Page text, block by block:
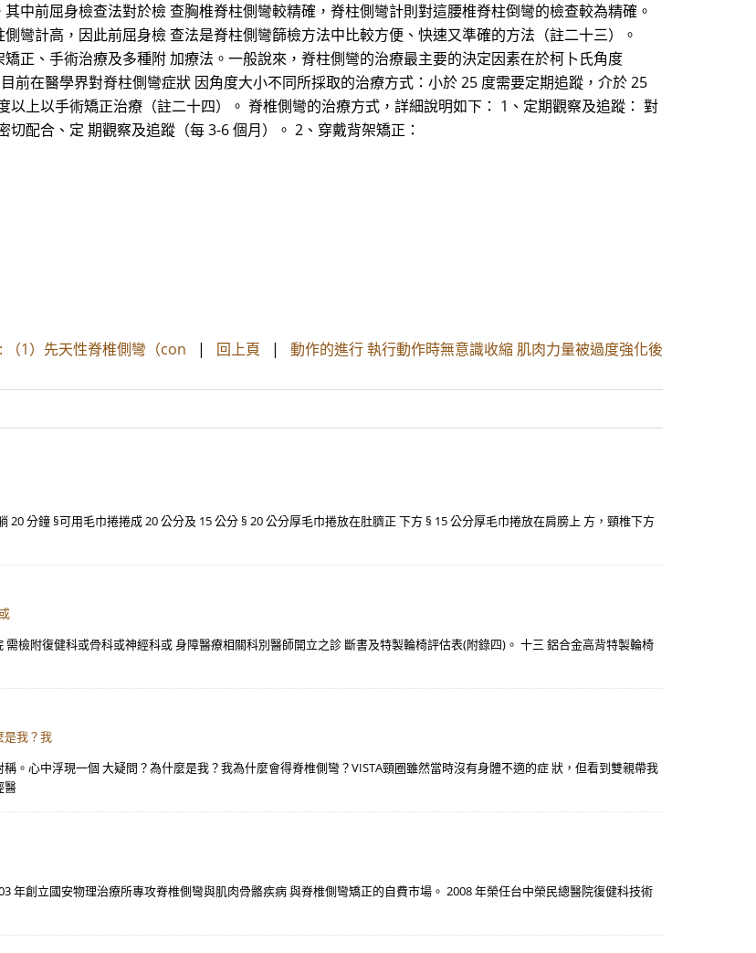
中前屈身檢查法對於檢 查胸椎脊柱側彎較精確，脊柱側彎計則對這腰椎脊柱倒彎的檢查較為精確。
彎計高，因此前屈身檢 查法是脊柱側彎篩檢方法中比較方便、快速又準確的方法（註二十三）。
正、手術治療及多種附 加療法。一般說來，脊柱側彎的治療最主要的決定因素在於柯卜氏角度
前在醫學界對脊柱側彎症狀 因角度大小不同所採取的治療方式：小於 25 度需要定期追蹤，介於 25
上以手術矯正治療（註二十四）。 脊椎側彎的治療方式，詳細說明如下： 1、定期觀察及追蹤： 對
配合、定 期觀察及追蹤（每 3-6 個月）。 2、穿戴背架矯正：
1）先天性脊椎側彎（con | 回上頁 | 動作的進行 執行動作時無意識收縮 肌肉力量被過度強化後
分鐘 §可用毛巾捲捲成 20 公分及 15 公分 § 20 公分厚毛巾捲放在肚臍正 下方 § 15 公分厚毛巾捲放在肩膀上 方，頸椎下方
檢附復健科或骨科或神經科或 身障醫療相關科別醫師開立之診 斷書及特製輪椅評估表(附錄四)。 十三 鋁合金高背特製輪椅
是我？我
。心中浮現一個 大疑問？為什麼是我？我為什麼會得脊椎側彎？VISTA頸圈雖然當時沒有身體不適的症 狀，但看到雙親帶我
醫
年創立國安物理治療所專攻脊椎側彎與肌肉骨骼疾病 與脊椎側彎矯正的自費市場。 2008 年榮任台中榮民總醫院復健科技術